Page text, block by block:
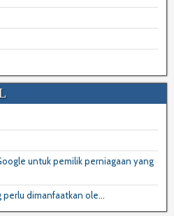
untuk pemilik perniagaan yang
dimanfaatkan ole...